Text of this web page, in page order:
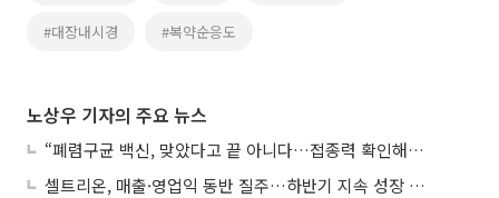
#대장내시경 #복약순응도
노상우 기자의 주요 뉴스
“폐렴구균 백신, 맞았다고 끝 아니다…접종력 확인해야”
셀트리온, 매출·영업익 동반 질주…하반기 지속 성장 전망에 주목